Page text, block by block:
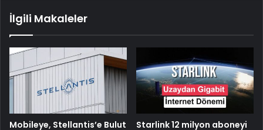
İlgili Makaleler
Mobileye, Stellantis’e Bulut
Starlink 12 milyon aboneyi